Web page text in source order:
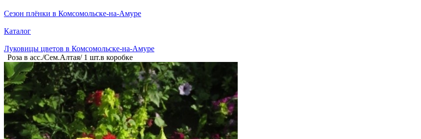
Сезон плёнки в Комсомольске-на-Амуре
Каталог
Луковицы цветов в Комсомольске-на-Амуре
Роза в асс./Сем.Алтая/ 1 шт.в коробке